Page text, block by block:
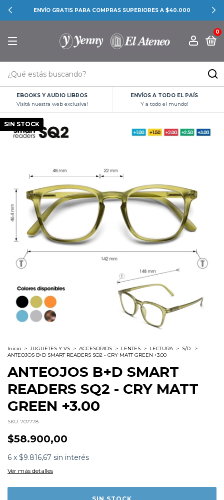
ENVÍO GRATIS PARA COMPRAS SUPERIORES A $40.000
0
EBOOKS Y AUDIO LIBROS
Visitá nuestra web exclusiva!
ENVÍOS A TODO EL PAÍS
Y a todo el mundo!
SIN STOCK
Inicio > JUGUETES Y VS > ACCESORIOS > LENTES > LECTURA > S/D. >
ANTEOJOS B+D SMART READERS SQ2 - CRY MATT GREEN +3.00
ANTEOJOS B+D SMART
READERS SQ2 - CRY MATT
GREEN +3.00
SKU: 707778
$58.900,00
6 x $9.816,67 sin interés
Ver más detalles
Formato:ANTEOJOS
Código:7730720018742